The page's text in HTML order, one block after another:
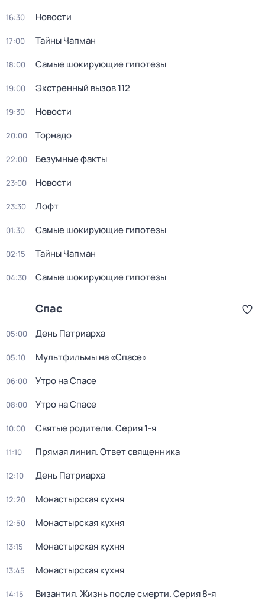
16:30 Новости
17:00 Тайны Чапман
18:00 Самые шокирующие гипотезы
19:00 Экстренный вызов 112
19:30 Новости
20:00 Торнадо
22:00 Безумные факты
23:00 Новости
23:30 Лофт
01:30 Самые шокирующие гипотезы
02:15 Тайны Чапман
04:30 Самые шокирующие гипотезы
Спас
05:00 День Патриарха
05:10 Мультфильмы на «Спасе»
06:00 Утро на Спасе
08:00 Утро на Спасе
10:00 Святые родители. Серия 1-я
11:10 Прямая линия. Ответ священника
12:10 День Патриарха
12:20 Монастырская кухня
12:50 Монастырская кухня
13:15 Монастырская кухня
13:45 Монастырская кухня
14:15 Византия. Жизнь после смерти. Серия 8-я